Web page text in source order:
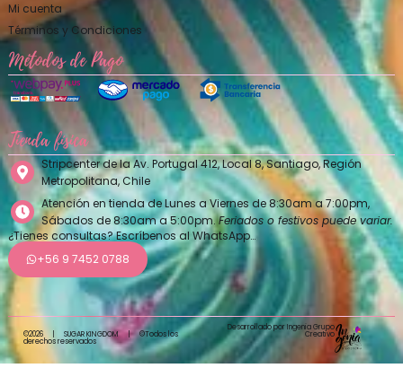
Mi cuenta
Términos y Condiciones
Métodos de Pago
Tienda física
Stripcenter de la Av. Portugal 412, Local 8, Santiago, Región
Metropolitana, Chile
Atención en tienda de Lunes a Viernes de 8:30am a 7:00pm,
Sábados de 8:30am a 5:00pm.Feriados o festivos puede variar.
¿Tienes consultas? Escríbenos al WhatsApp…
+56 9 7452 0788
©2026 SUGAR KINGDOM | ©Todos los
derechos reservados
Desarrollado por Ingenia Grupo
Creativo